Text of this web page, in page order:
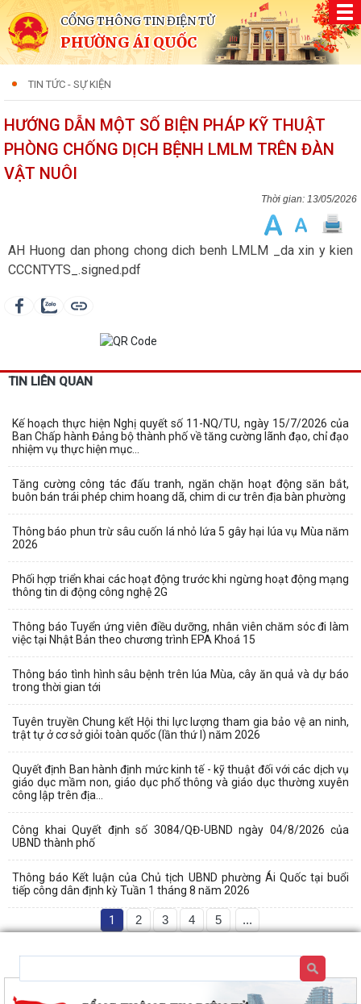
CỔNG THÔNG TIN ĐIỆN TỬ
PHƯỜNG ÁI QUỐC
TIN TỨC - SỰ KIỆN
HƯỚNG DẪN MỘT SỐ BIỆN PHÁP KỸ THUẬT
PHÒNG CHỐNG DỊCH BỆNH LMLM TRÊN ĐÀN
VẬT NUÔI
13/05/2026
AH Huong dan phong chong dich benh LMLM _da xin y kien
CCCNTYTS_.signed.pdf
TIN LIÊN QUAN
Kế hoạch thực hiện Nghị quyết số 11-NQ/TU, ngày 15/7/2026 của
Ban Chấp hành Đảng bộ thành phố về tăng cường lãnh đạo, chỉ đạo
nhiệm vụ thực hiện mục...
Tăng cường công tác đấu tranh, ngăn chặn hoạt động săn bắt,
buôn bán trái phép chim hoang dã, chim di cư trên địa bàn phường
Thông báo phun trừ sâu cuốn lá nhỏ lứa 5 gây hại lúa vụ Mùa năm
2026
Phối hợp triển khai các hoạt động trước khi ngừng hoạt động mạng
thông tin di động công nghệ 2G
Thông báo Tuyển ứng viên điều dưỡng, nhân viên chăm sóc đi làm
việc tại Nhật Bản theo chương trình EPA Khoá 15
Thông báo tình hình sâu bệnh trên lúa Mùa, cây ăn quả và dự báo
trong thời gian tới
Tuyên truyền Chung kết Hội thi lực lượng tham gia bảo vệ an ninh,
trật tự ở cơ sở giỏi toàn quốc (lần thứ I) năm 2026
Quyết định Ban hành định mức kinh tế - kỹ thuật đối với các dịch vụ
giáo dục mầm non, giáo dục phổ thông và giáo dục thường xuyên
công lập trên địa...
Công khai Quyết định số 3084/QĐ-UBND ngày 04/8/2026 của
UBND thành phố
Thông báo Kết luận của Chủ tịch UBND phường Ái Quốc tại buổi
tiếp công dân định kỳ Tuần 1 tháng 8 năm 2026
1 2 3 4 5 ...